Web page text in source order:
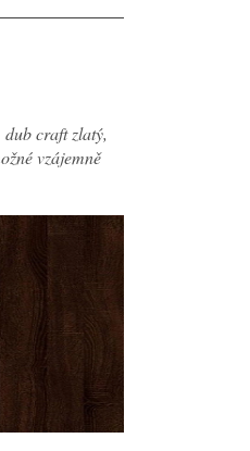
craft zlatý,
vzájemně